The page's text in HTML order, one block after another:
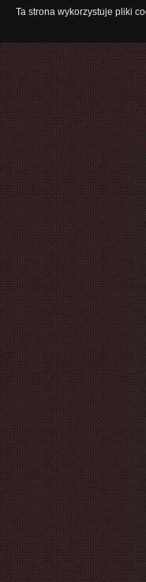
Ta strona wykorzystuje pliki